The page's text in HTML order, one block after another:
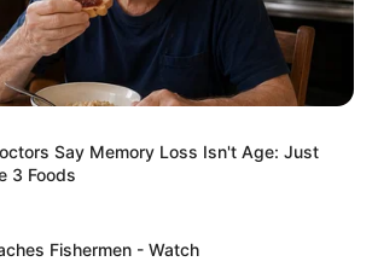
Tempat
Beristirahat di
Say Memory Loss Isn't Age: Just
3 Foods
Fishermen - Watch